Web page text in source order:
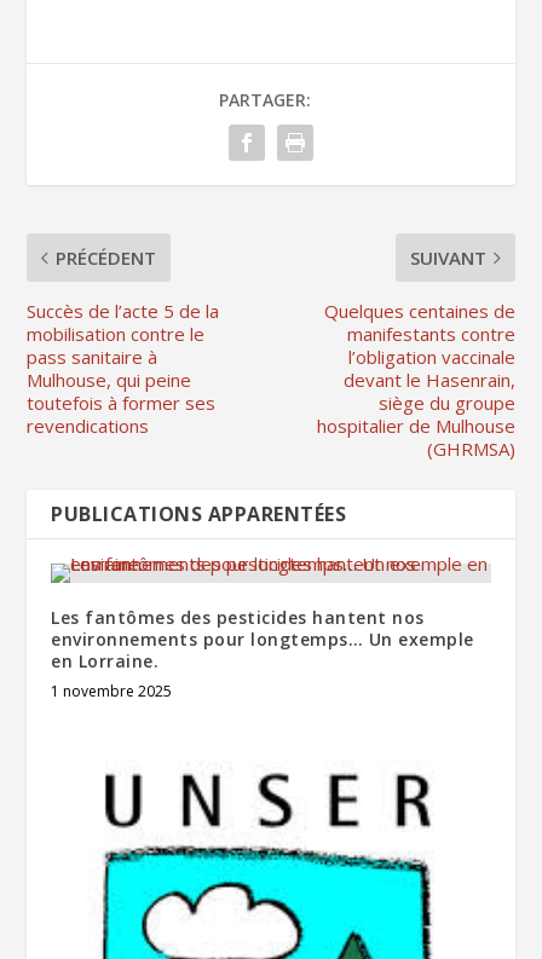
PARTAGER:
PRÉCÉDENT
Succès de l’acte 5 de la
mobilisation contre le
pass sanitaire à
Mulhouse, qui peine
toutefois à former ses
revendications
SUIVANT
Quelques centaines de
manifestants contre
l’obligation vaccinale
devant le Hasenrain,
siège du groupe
hospitalier de Mulhouse
(GHRMSA)
PUBLICATIONS APPARENTÉES
Les fantômes des pesticides hantent nos
environnements pour longtemps… Un exemple
en Lorraine.
1 novembre 2025